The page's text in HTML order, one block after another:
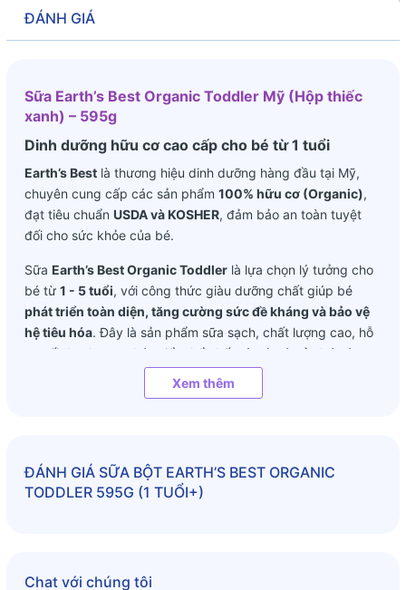
ĐÁNH GIÁ
Sữa Earth’s Best Organic Toddler Mỹ (Hộp thiếc
xanh) – 595g
Dinh dưỡng hữu cơ cao cấp cho bé từ 1 tuổi
Earth’s Best là thương hiệu dinh dưỡng hàng đầu tại Mỹ,
chuyên cung cấp các sản phẩm 100% hữu cơ (Organic),
đạt tiêu chuẩn USDA và KOSHER, đảm bảo an toàn tuyệt
đối cho sức khỏe của bé.
Sữa Earth’s Best Organic Toddler là lựa chọn lý tưởng cho
bé từ 1 - 5 tuổi, với công thức giàu dưỡng chất giúp bé
phát triển toàn diện, tăng cường sức đề kháng và bảo vệ
hệ tiêu hóa. Đây là sản phẩm sữa sạch, chất lượng cao, hỗ
trợ tối đa cho sự phát triển thể chất và trí tuệ của bé yêu.
Xem thêm
ĐÁNH GIÁ SỮA BỘT EARTH’S BEST ORGANIC
TODDLER 595G (1 TUỔI+)
Chat với chúng tôi